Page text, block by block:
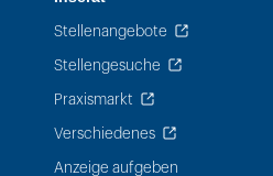
Stellenangebote
Stellengesuche
Praxismarkt
Verschiedenes
Anzeige aufgeben